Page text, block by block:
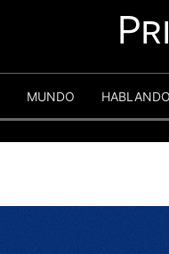
MUNDO